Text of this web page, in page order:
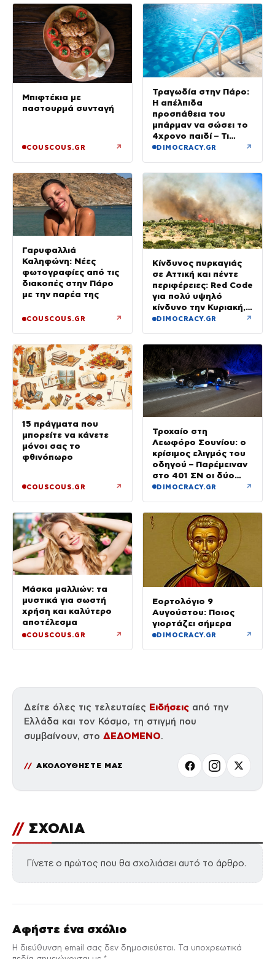
Μπιφτέκια με
παστουρμά συνταγή
COUSCOUS.GR ↗
Τραγωδία στην Πάρο:
Η απέλπιδα
προσπάθεια του
μπάρμαν να σώσει το
4χρονο παιδί – Τι
ερευνούν οι αρχές
DIMOCRACY.GR ↗
Γαρυφαλλιά
Καληφώνη: Νέες
φωτογραφίες από τις
διακοπές στην Πάρο
με την παρέα της
COUSCOUS.GR ↗
Κίνδυνος πυρκαγιάς
σε Αττική και πέντε
περιφέρειες: Red Code
για πολύ υψηλό
κίνδυνο την Κυριακή,
με μελτέμια έως 8
DIMOCRACY.GR ↗
15 πράγματα που
μπορείτε να κάνετε
μόνοι σας το
φθινόπωρο
COUSCOUS.GR ↗
Τροχαίο στη
Λεωφόρο Σουνίου: ο
κρίσιμος ελιγμός του
οδηγού – Παρέμειναν
στο 401 ΣΝ οι δύο
αστυνομικοί
DIMOCRACY.GR ↗
Μάσκα μαλλιών: τα
μυστικά για σωστή
χρήση και καλύτερο
αποτέλεσμα
COUSCOUS.GR ↗
Εορτολόγιο 9
Αυγούστου: Ποιος
γιορτάζει σήμερα
DIMOCRACY.GR ↗
Δείτε όλες τις τελευταίες Ειδήσεις από την
Ελλάδα και τον Κόσμο, τη στιγμή που
συμβαίνουν, στο ΔΕΔΟΜΕΝΟ.
ΑΚΟΛΟΥΘΗΣΤΕ ΜΑΣ
// ΣΧΟΛΙΑ
Γίνετε ο πρώτος που θα σχολιάσει αυτό το άρθρο.
Αφήστε ένα σχόλιο
Η διεύθυνση email σας δεν δημοσιεύεται. Τα υποχρεωτικά